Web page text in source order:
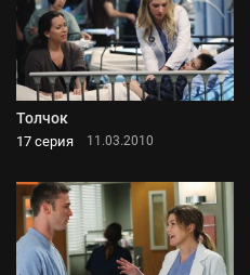
Толчок
17 серия 11.03.2010